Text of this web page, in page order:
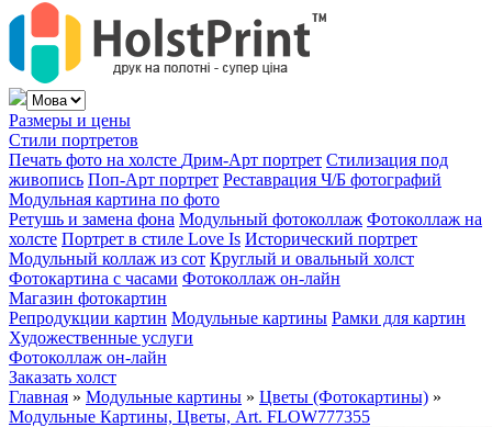
Размеры и цены
Стили портретов
Печать фото на холсте Дрим-Арт портрет Стилизация под
живопись Поп-Арт портрет Реставрация Ч/Б фотографий
Модульная картина по фото
Ретушь и замена фона Модульный фотоколлаж Фотоколлаж на
холсте Портрет в стиле Love Is Исторический портрет
Модульный коллаж из сот Круглый и овальный холст
Фотокартина с часами Фотоколлаж он-лайн
Магазин фотокартин
Репродукции картин Модульные картины Рамки для картин
Художественные услуги
Фотоколлаж он-лайн
Заказать холст
Главная » Модульные картины » Цветы (Фотокартины) »
Модульные Картины, Цветы, Art. FLOW777355